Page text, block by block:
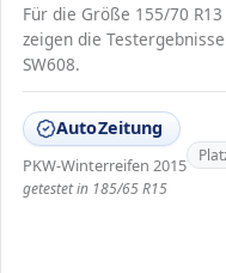
Für die Größe 155/70
zeigen die
SW608.
AutoZeitung
PKW-Winterreifen 2015
getestet in 185/65 R15